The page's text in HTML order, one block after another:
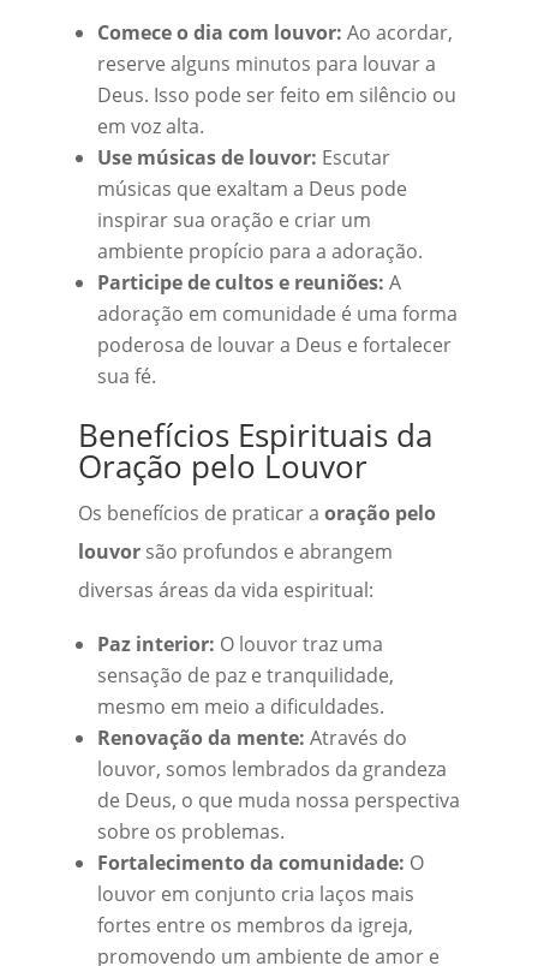
Comece o dia com louvor: Ao acordar,
reserve alguns minutos para louvar a
Deus. Isso pode ser feito em silêncio ou
em voz alta.
Use músicas de louvor: Escutar
músicas que exaltam a Deus pode
inspirar sua oração e criar um
ambiente propício para a adoração.
Participe de cultos e reuniões: A
adoração em comunidade é uma forma
poderosa de louvar a Deus e fortalecer
sua fé.
Benefícios Espirituais da
Oração pelo Louvor
Os benefícios de praticar a oração pelo
louvorsão profundos e abrangem
diversas áreas da vida espiritual:
Paz interior: O louvor traz uma
sensação de paz e tranquilidade,
mesmo em meio a dificuldades.
Renovação da mente: Através do
louvor, somos lembrados da grandeza
de Deus, o que muda nossa perspectiva
sobre os problemas.
Fortalecimento da comunidade: O
louvor em conjunto cria laços mais
fortes entre os membros da igreja,
promovendo um ambiente de amor e